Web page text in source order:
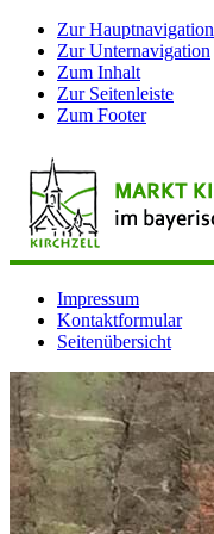
Zur Hauptnavigation
Zur Unternavigation
Zum Inhalt
Zur Seitenleiste
Zum Footer
Impressum
Kontaktformular
Seitenübersicht